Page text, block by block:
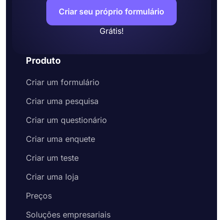
Criar seu próprio formulário
Grátis!
Produto
Criar um formulário
Criar uma pesquisa
Criar um questionário
Criar uma enquete
Criar um teste
Criar uma loja
Preços
Soluções empresariais